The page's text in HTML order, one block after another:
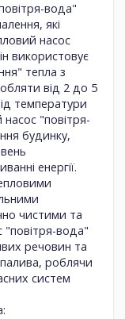
вода"
які
насос
використовує
тепла з
від 2 до 5
температури
"повітря-
будинку,
енергії.
чистими та
вода"
речовин та
палива, роблячи
систем